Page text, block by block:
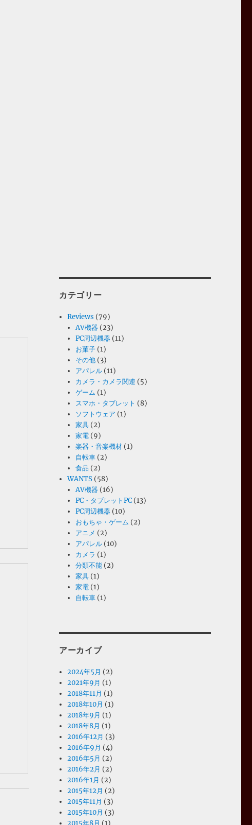
カテゴリー
Reviews (79)
AV機器 (23)
PC周辺機器 (11)
お菓子 (1)
その他 (3)
アパレル (11)
カメラ・カメラ関連 (5)
ゲーム (1)
スマホ・タブレット (8)
ソフトウェア (1)
家具 (2)
家電 (9)
楽器・音楽機材 (1)
自転車 (2)
食品 (2)
WANTS (58)
AV機器 (16)
PC・タブレットPC (13)
PC周辺機器 (10)
おもちゃ・ゲーム (2)
アニメ (2)
アパレル (10)
カメラ (1)
分類不能 (2)
家具 (1)
家電 (1)
自転車 (1)
アーカイブ
2024年5月 (2)
2021年9月 (1)
2018年11月 (1)
2018年10月 (1)
2018年9月 (1)
2018年8月 (1)
2016年12月 (3)
2016年9月 (4)
2016年5月 (2)
2016年2月 (2)
2016年1月 (2)
2015年12月 (2)
2015年11月 (3)
2015年10月 (3)
2015年8月 (1)